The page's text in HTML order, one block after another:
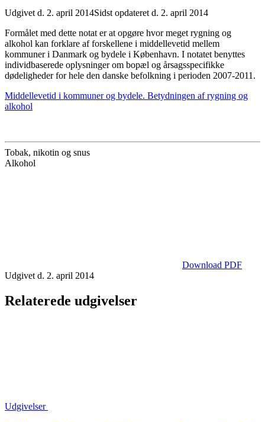
Udgivet d. 2. april 2014Sidst opdateret d. 2. april 2014
Formålet med dette notat er at opgøre hvor meget rygning og
alkohol kan forklare af forskellene i middellevetid mellem
kommuner i Danmark og bydele i København. I notatet benyttes
individbaserede oplysninger om bopæl og årsagsspecifikke
dødeligheder for hele den danske befolkning i perioden 2007-2011.
Middellevetid i kommuner og bydele. Betydningen af rygning og
alkohol
Tobak, nikotin og snus
Alkohol
Download PDF
Udgivet d. 2. april 2014
Relaterede udgivelser
Udgivelser